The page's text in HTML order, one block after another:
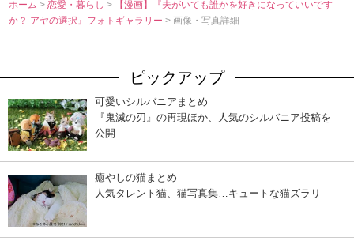
ホーム >恋愛・暮らし>
【漫画】『夫がいても誰かを好きになっていいです
か？ アヤの選択』フォトギャラリー> 画像・写真詳細
ピックアップ
可愛いシルバニアまとめ
『鬼滅の刃』の再現ほか、人気のシルバニア投稿を
公開
癒やしの猫まとめ
人気タレント猫、猫写真集…キュートな猫ズラリ